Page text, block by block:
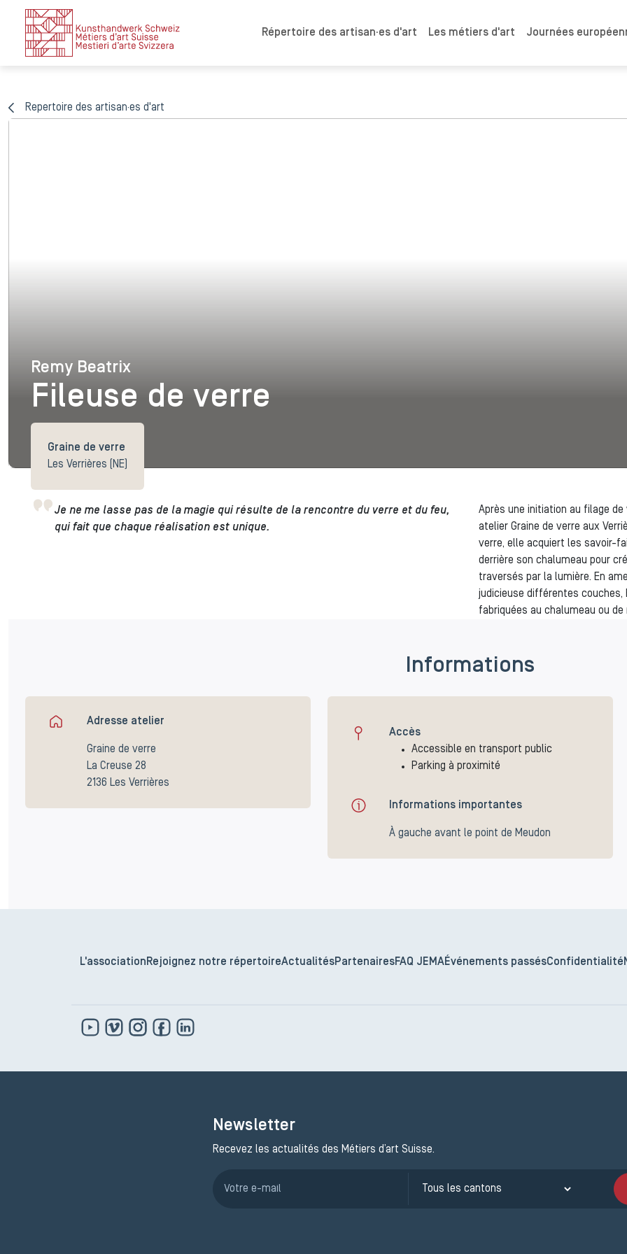
Répertoire des artisan·es d'art Les métiers d'art Journées
Repertoire des artisan·es d'art
Remy Beatrix
Remy Beatrix
Fileuse de verre
Graine de verre
Les Verrières (NE)
Je ne me lasse pas de la magie qui résulte de la rencontre du verre et du feu,
qui fait que chaque réalisation est unique.
Après une initiation au filage
atelier Graine de verre aux
verre, elle acquiert les savoir-
derrière son chalumeau pour
traversés par la lumière. En
judicieuse différentes
fabriquées au chalumeau ou
Informations
Adresse atelier
Graine de verre
La Creuse 28
2136 Les Verrières
Accès
Accessible en transport public
Parking à proximité
Informations importantes
À gauche avant le point de Meudon
L'association Rejoignez notre répertoireActualitésPartenairesFAQ JEMAÉvénements passésConfidentialité
Newsletter
Recevez les actualités des Métiers d’art Suisse.